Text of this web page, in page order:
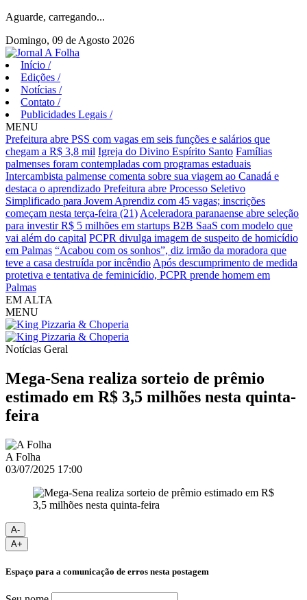
Aguarde, carregando...
Domingo, 09 de Agosto 2026
Início /
Edições /
Notícias /
Contato /
Publicidades Legais /
MENU
Prefeitura abre PSS com vagas em seis funções e salários que
chegam a R$ 3,8 mil Igreja do Divino Espírito Santo Famílias
palmenses foram contempladas com programas estaduais
Intercambista palmense comenta sobre sua viagem ao Canadá e
destaca o aprendizado Prefeitura abre Processo Seletivo
Simplificado para Jovem Aprendiz com 45 vagas; inscrições
começam nesta terça-feira (21) Aceleradora paranaense abre seleção
para investir R$ 5 milhões em startups B2B SaaS com modelo que
vai além do capital PCPR divulga imagem de suspeito de homicídio
em Palmas “Acabou com os sonhos”, diz irmão da moradora que
teve a casa destruída por incêndio Após descumprimento de medida
protetiva e tentativa de feminicídio, PCPR prende homem em
Palmas
EM ALTA
MENU
Notícias Geral
Mega-Sena realiza sorteio de prêmio
estimado em R$ 3,5 milhões nesta quinta-
feira
A Folha
03/07/2025 17:00
A-
A+
Espaço para a comunicação de erros nesta postagem